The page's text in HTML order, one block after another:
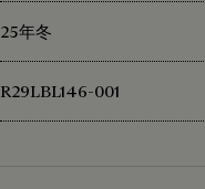
25年冬
R29LBL146-001